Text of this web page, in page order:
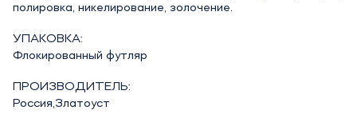
полировка, никелирование, золочение.
УПАКОВКА:
Флокированный футляр
ПРОИЗВОДИТЕЛЬ:
Россия,Златоуст